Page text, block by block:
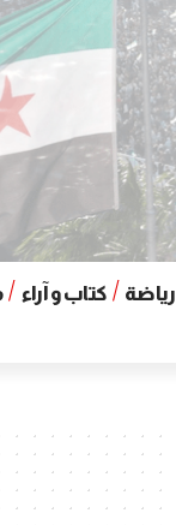
رياضة كتاب و آراء